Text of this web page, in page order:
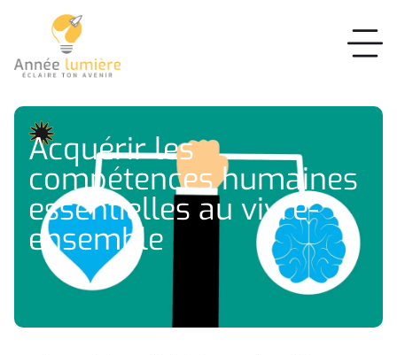
Acquérir les
compétences humaines
essentielles au vivre-
ensemble